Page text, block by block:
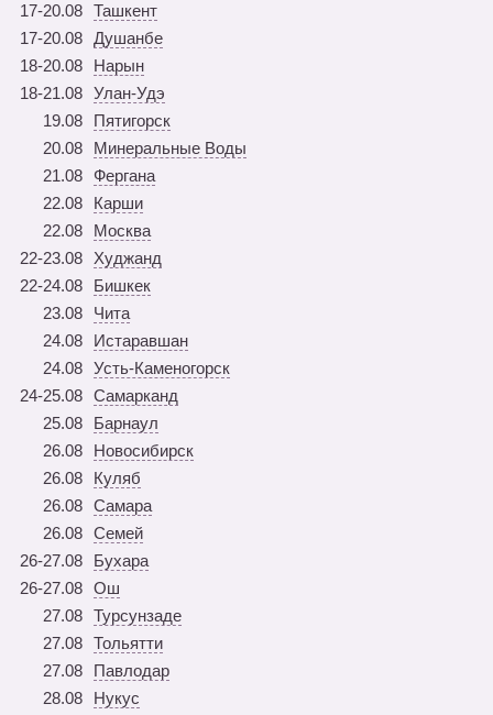
17-20.08 Ташкент
17-20.08 Душанбе
18-20.08
Нарын
18-21.08 Улан-Удэ
19.08
Пятигорск
20.08
Минеральные Воды
21.08
Фергана
22.08
Карши
22.08
Москва
22-23.08
Худжанд
22-24.08
Бишкек
23.08
Чита
24.08
Истаравшан
24.08 Усть-Каменогорск
24-25.08 Самарканд
25.08
Барнаул
26.08
Новосибирск
26.08
Куляб
26.08 Самара
26.08 Семей
26-27.08
Бухара
26-27.08 Ош
27.08 Турсунзаде
27.08 Тольятти
27.08
Павлодар
28.08
Нукус